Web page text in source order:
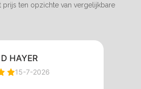
ten opzichte van vergelijkbare